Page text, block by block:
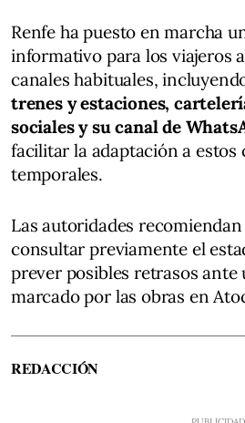
Renfe ha puesto en marcha
informativo para los viajeros
canales habituales,
trenes y estaciones,
sociales y su canal de
facilitar la adaptación a estos
temporales.
Las autoridades
consultar previamente el
prever posibles retrasos ante
marcado por las obras en
REDACCIÓN